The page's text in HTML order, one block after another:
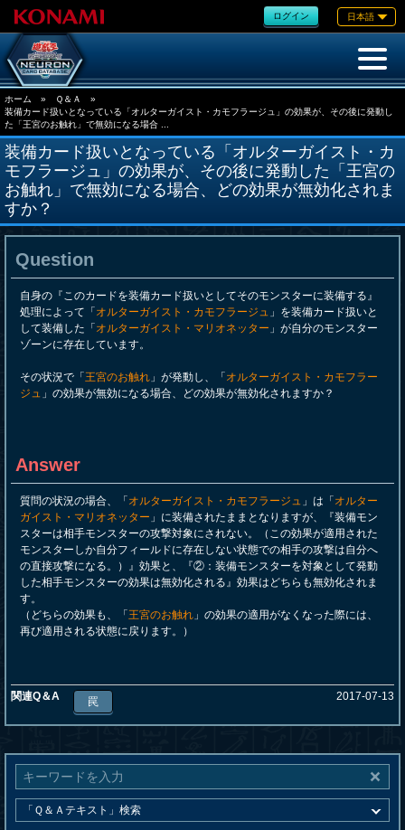
ログイン 日本語
ホーム » Ｑ＆Ａ
»
装備カード扱いとなっている「オルターガイスト・カモフラージュ」の効果が、その後に発動し
た「王宮のお触れ」で無効になる場合 ...
装備カード扱いとなっている「オルターガイスト・カ
モフラージュ」の効果が、その後に発動した「王宮の
お触れ」で無効になる場合、どの効果が無効化されま
すか？
Question
自身の『このカードを装備カード扱いとしてそのモンスターに装備する』
処理によって「 オルターガイスト・カモフラージュ 」を装備カード扱いと
して装備した「 オルターガイスト・マリオネッター 」が自分のモンスター
ゾーンに存在しています。
その状況で「 王宮のお触れ 」が発動し、「 オルターガイスト・カモフラー
ジュ 」の効果が無効になる場合、どの効果が無効化されますか？
Answer
質問の状況の場合、「 オルターガイスト・カモフラージュ 」は「 オルター
ガイスト・マリオネッター 」に装備されたままとなりますが、『装備モン
スターは相手モンスターの攻撃対象にされない。（この効果が適用された
モンスターしか自分フィールドに存在しない状態での相手の攻撃は自分へ
の直接攻撃になる。）』効果と、『②：装備モンスターを対象として発動
した相手モンスターの効果は無効化される』効果はどちらも無効化されま
す。
（どちらの効果も、「 王宮のお触れ 」の効果の適用がなくなった際には、
再び適用される状態に戻ります。）
関連Q＆A 罠 2017-07-13